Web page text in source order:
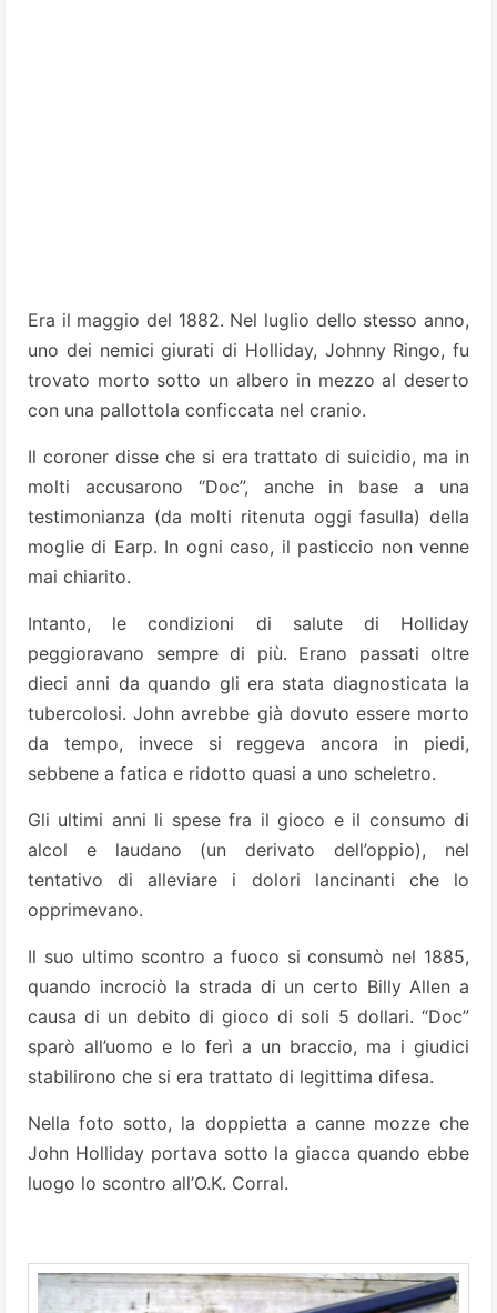
Era il maggio del 1882. Nel luglio dello stesso anno,
uno dei nemici giurati di Holliday, Johnny Ringo, fu
trovato morto sotto un albero in mezzo al deserto
con una pallottola conficcata nel cranio.
Il coroner disse che si era trattato di suicidio, ma in
molti accusarono “Doc”, anche in base a una
testimonianza (da molti ritenuta oggi fasulla) della
moglie di Earp. In ogni caso, il pasticcio non venne
mai chiarito.
Intanto, le condizioni di salute di Holliday
peggioravano sempre di più. Erano passati oltre
dieci anni da quando gli era stata diagnosticata la
tubercolosi. John avrebbe già dovuto essere morto
da tempo, invece si reggeva ancora in piedi,
sebbene a fatica e ridotto quasi a uno scheletro.
Gli ultimi anni li spese fra il gioco e il consumo di
alcol e laudano (un derivato dell’oppio), nel
tentativo di alleviare i dolori lancinanti che lo
opprimevano.
Il suo ultimo scontro a fuoco si consumò nel 1885,
quando incrociò la strada di un certo Billy Allen a
causa di un debito di gioco di soli 5 dollari. “Doc”
sparò all’uomo e lo ferì a un braccio, ma i giudici
stabilirono che si era trattato di legittima difesa.
Nella foto sotto, la doppietta a canne mozze che
John Holliday portava sotto la giacca quando ebbe
luogo lo scontro all’O.K. Corral.